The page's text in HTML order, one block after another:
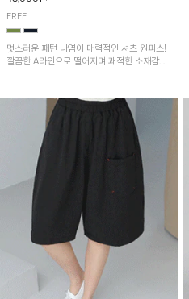
FREE
멋스러운 패턴 나염이 매력적인 셔츠 원피스!
깔끔한 A라인으로 떨어지며 쾌적한 소재감으